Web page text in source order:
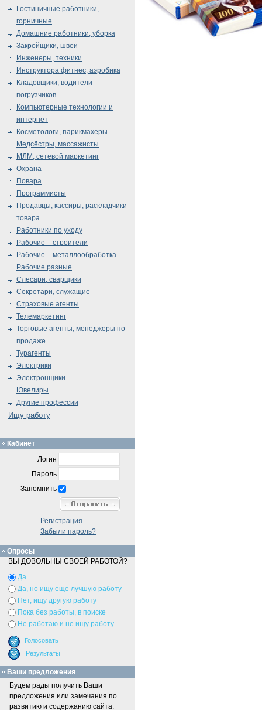
Гостиничные работники,
горничные
Домашние работники, уборка
Закройщики, швеи
Инженеры, техники
Инструктора фитнес, аэробика
Кладовщики, водители
погрузчиков
Компьютерные технологии и
интернет
Косметологи, парикмахеры
Медсёстры, массажисты
МЛМ, сетевой маркетинг
Охрана
Повара
Программисты
Продавцы, кассиры, раскладчики
товара
Работники по уходу
Рабочие – строители
Рабочие – металлообработка
Рабочие разные
Слесари, сварщики
Секретари, служащие
Страховые агенты
Телемаркетинг
Торговые агенты, менеджеры по
продаже
Турагенты
Электрики
Электронщики
Ювелиры
Другие профессии
Ищу работу
Кабинет
Логин
Пароль
Запомнить
Регистрация
Забыли пароль?
Опросы
ВЫ ДОВОЛЬНЫ СВОЕЙ РАБОТОЙ?
Да
Да, но ищу еще лучшую работу
Нет, ищу другую работу
Пока без работы, в поиске
Не работаю и не ищу работу
Ваши предложения
Будем рады получить Ваши
предложения или замечания по
развитию и содержанию сайта.